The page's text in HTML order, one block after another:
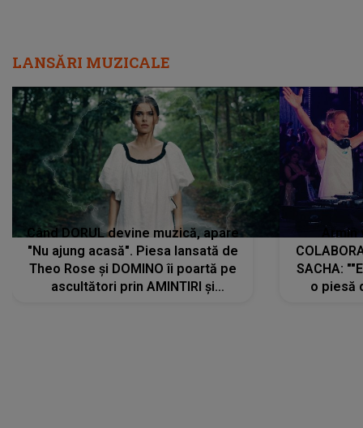
LANSĂRI MUZICALE
Când DORUL devine muzică, apare
"Nu ajung acasă". Piesa lansată de
Theo Rose și DOMINO îi poartă pe
ascultători prin AMINTIRI și
SACHA:
o piesă